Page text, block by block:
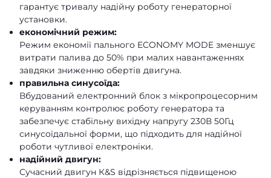
гарантує тривалу надійну роботу генераторної
установки.
економічний режим:
Режим економії пального ECONOMY MODE зменшує
витрати палива до 50% при малих навантаженнях
завдяки зниженню обертів двигуна.
правильна синусоїда:
Вбудований електронний блок з мікропроцесорним
керуванням контролює роботу генератора та
забезпечує стабільну вихідну напругу 230В 50Гц
синусоїдальної форми, що підходить для надійної
роботи чутливої електроніки.
надійний двигун:
Сучасний двигун К&S відрізняється підвищеною